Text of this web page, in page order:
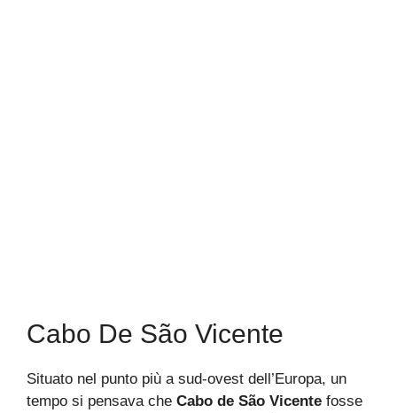
Cabo De São Vicente
Situato nel punto più a sud-ovest dell’Europa, un
tempo si pensava che Cabo de São Vicente fosse